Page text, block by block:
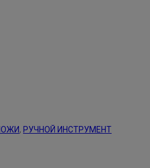
, РУЧНОЙ ИНСТРУМЕНТ